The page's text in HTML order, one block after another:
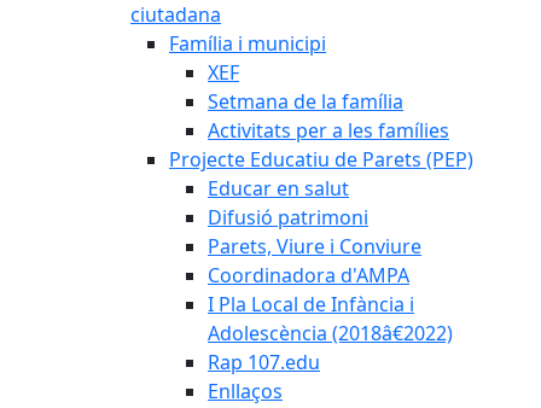
ciutadana
Família i municipi
XEF
Setmana de la família
Activitats per a les famílies
Projecte Educatiu de Parets (PEP)
Educar en salut
Difusió patrimoni
Parets, Viure i Conviure
Coordinadora d'AMPA
I Pla Local de Infància i
Adolescència (2018â€2022)
Rap 107.edu
Enllaços